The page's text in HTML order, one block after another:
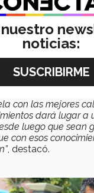
universitaria es
vez en la vida,
apuntalando su
Manuel Aguilar
papá del
deMecatrónicaen
con las mejores
dará lugar a
luego que sean
con esos
, destacó.
noticias: